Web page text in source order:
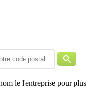
le l'entreprise pour plus